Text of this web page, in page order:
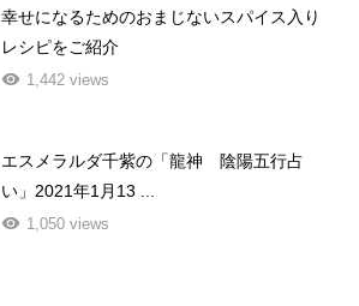
幸せになるためのおまじないスパイス入り
レシピをご紹介
1,442 views
エスメラルダ千紫の「龍神 陰陽五行占
い」2021年1月13 ...
1,050 views